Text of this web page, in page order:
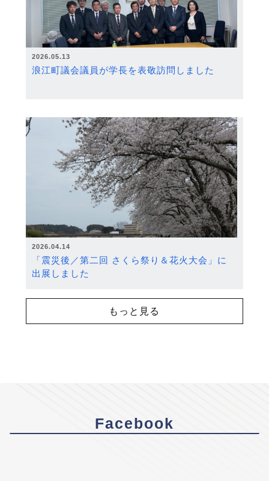
2026.05.13
浪江町議会議員が学長を表敬訪問しました
2026.04.14
「震災後／第二回 さくら祭り＆花火大会」に
出展しました
もっと見る
Facebook